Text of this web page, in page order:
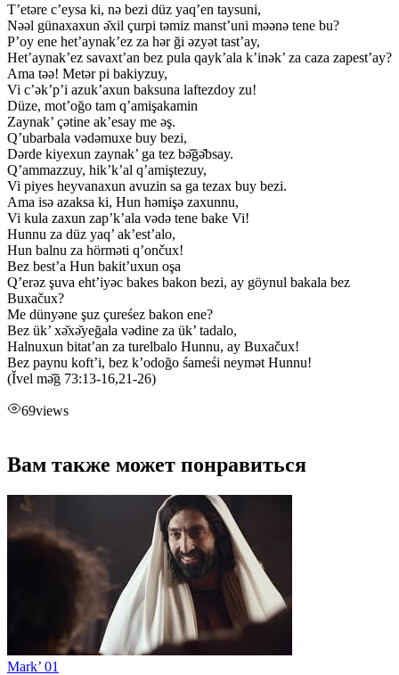
T’etəre c’eysa ki, nə bezi düz yaq’en taysuni,
Nəəl günaxaxun ə̌xil çurpi təmiz manst’uni məənə tene bu?
P’oy ene het’aynak’ez za hər ği əzyət tast’ay,
Het’aynak’ez savaxt’an bez pula qayk’ala k’inək’ za caza zapest’ay?
Ama təə! Metər pi bakiyzuy,
Vi c’ək’p’i azuk’axun baksuna laftezdoy zu!
Düze, mot’oğo tam q’amişakamin
Zaynak’ çətine ak’esay me əş.
Q’ubarbala vədəmuxe buy bezi,
Dərde kiyexun zaynak’ ga tez bə̌ğə̌bsay.
Q’ammazzuy, hik’k’al q’amiştezuy,
Vi piyes heyvanaxun avuzin sa ga tezax buy bezi.
Ama isə azaksa ki, Hun həmişə zaxunnu,
Vi kula zaxun zap’k’ala vədə tene bake Vi!
Hunnu za düz yaq’ ak’est’alo,
Hun balnu za hörməti q’ončux!
Bez best’a Hun bakit’uxun oşa
Q’erəz şuva eht’iyəc bakes bakon bezi, ay göynul bakala bez
Buxačux?
Me dünyəne şuz çureśez bakon ene?
Bez ük’ xə̌xə̌yeğala vədine za ük’ tadalo,
Halnuxun bitat’an za turelbalo Hunnu, ay Buxačux!
Bez paynu koft’i, bez k’odoğo śameśi neymət Hunnu!
(Ǐvel mə̌ğ 73:13-16,21-26)
69views
Вам также может понравиться
Mark’ 01